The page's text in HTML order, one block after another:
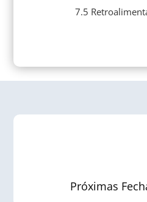
7.5
Próximas